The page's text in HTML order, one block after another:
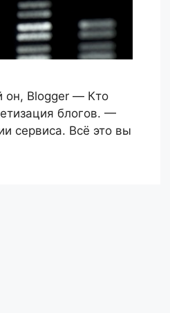
он, Blogger — Кто
блогов. —
сервиса. Всё это вы